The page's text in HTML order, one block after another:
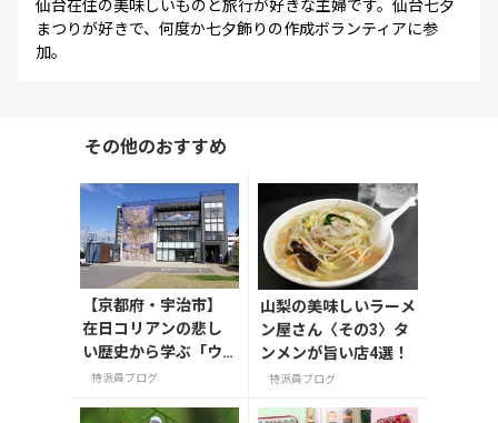
まつりが好きで、何度か七夕飾りの作成ボランティアに参
加。
その他のおすすめ
【京都府・宇治市】
在日コリアンの悲し
い歴史から学ぶ「ウ
トロの歩き方」
特派員ブログ
山梨の美味しいラーメ
ン屋さん〈その3〉タ
ンメンが旨い店4選！
特派員ブログ